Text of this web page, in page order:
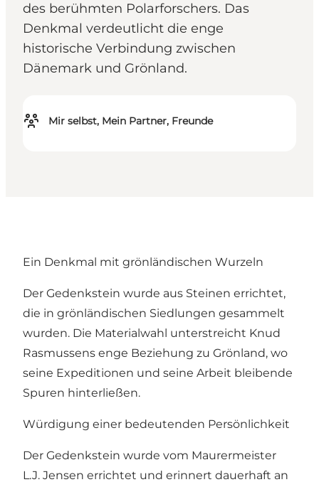
des berühmten Polarforschers. Das
Denkmal verdeutlicht die enge
historische Verbindung zwischen
Dänemark und Grönland.
Mir selbst, Mein Partner, Freunde
Ein Denkmal mit grönländischen Wurzeln
Der Gedenkstein wurde aus Steinen errichtet,
die in grönländischen Siedlungen gesammelt
wurden. Die Materialwahl unterstreicht Knud
Rasmussens enge Beziehung zu Grönland, wo
seine Expeditionen und seine Arbeit bleibende
Spuren hinterließen.
Würdigung einer bedeutenden Persönlichkeit
Der Gedenkstein wurde vom Maurermeister
L.J. Jensen errichtet und erinnert dauerhaft an